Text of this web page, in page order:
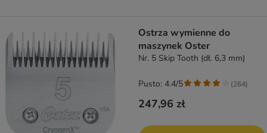
Ostrza wymienne do
maszynek Oster
Nr. 5 Skip Tooth (dł. 6,3 mm)
247,96 zł
Pusto: 4.4/5 (264)